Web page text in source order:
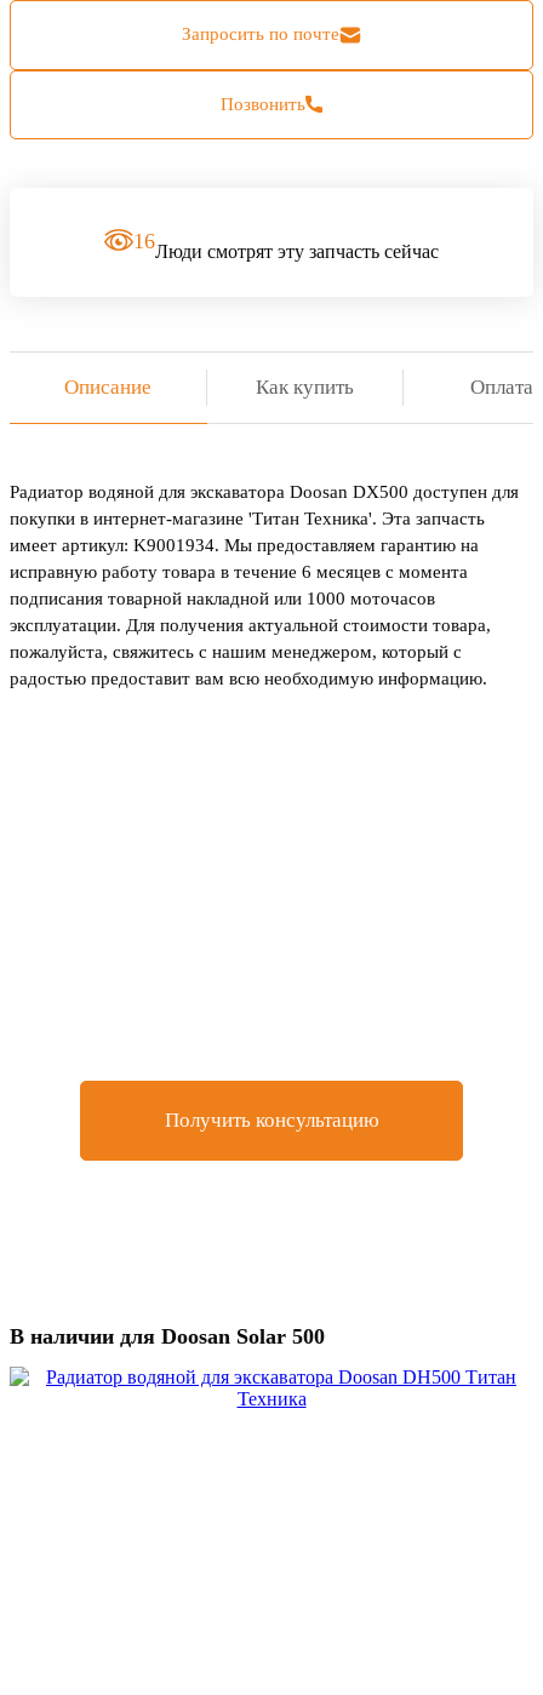
Запросить по почте
Позвонить
16Люди смотрят эту запчасть сейчас
Описание Как купить Оплата
Радиатор водяной для экскаватора Doosan DX500 доступен для
покупки в интернет-магазине 'Титан Техника'. Эта запчасть
имеет артикул: K9001934. Мы предоставляем гарантию на
исправную работу товара в течение 6 месяцев с момента
подписания товарной накладной или 1000 моточасов
эксплуатации. Для получения актуальной стоимости товара,
пожалуйста, свяжитесь с нашим менеджером, который с
радостью предоставит вам всю необходимую информацию.
Получить консультацию
В наличии для Doosan Solar 500